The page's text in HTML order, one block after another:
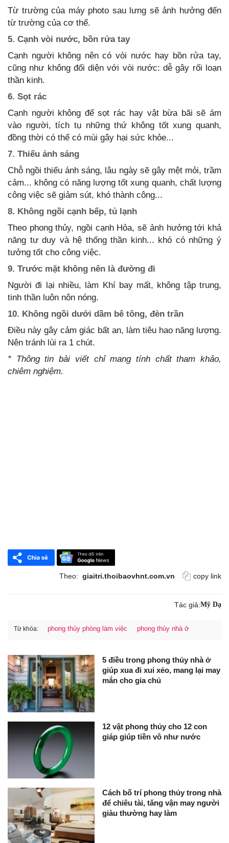
Từ trường của máy photo sau lưng sẽ ảnh hưởng đến
từ trường của cơ thể.
5. Cạnh vòi nước, bồn rửa tay
Cạnh người không nên có vòi nước hay bồn rửa tay,
cũng như không đối diện với vòi nước: dễ gây rối loạn
thần kinh.
6. Sọt rác
Cạnh người không để sọt rác hay vật bừa bãi sẽ ám
vào người, tích tụ những thứ không tốt xung quanh,
đồng thời có thể có mùi gây hại sức khỏe...
7. Thiếu ảnh sáng
Chỗ ngồi thiếu ánh sáng, lâu ngày sẽ gây mệt mỏi, trầm
cảm... không có năng lượng tốt xung quanh, chất lượng
công việc sẽ giảm sút, khó thành công...
8. Không ngồi cạnh bếp, tủ lạnh
Theo phong thủy, ngồi cạnh Hỏa, sẽ ảnh hưởng tới khả
năng tư duy và hệ thống thần kinh... khó có những ý
tưởng tốt cho công việc.
9. Trước mặt không nên là đường đi
Người đi lại nhiều, làm Khí bay mất, không tập trung,
tinh thần luôn nôn nóng.
10. Không ngồi dưới dầm bê tông, đèn trần
Điều này gây cảm giác bất an, làm tiêu hao năng lượng.
Nên tránh lùi ra 1 chút.
* Thông tin bài viết chỉ mang tính chất tham khảo,
chiêm nghiệm.
Theo: giaitri.thoibaovhnt.com.vn copy link
Tác giả:Mỹ Dạ
Từ khóa: phong thủy phòng làm việc phong thủy nhà ở
5 điều trong phong thủy nhà ở
giúp xua đi xui xẻo, mang lại may
mắn cho gia chủ
12 vật phong thủy cho 12 con
giáp giúp tiền vô như nước
Cách bố trí phong thủy trong nhà
để chiêu tài, tăng vận may người
giàu thường hay làm